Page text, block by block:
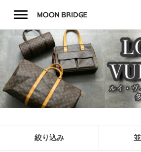
テ
ツ
キ
ッ
ホーム
商品一覧
絞り込み